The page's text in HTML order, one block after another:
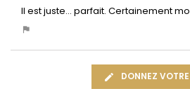
Il est juste… parfait. Certainement
DONNEZ